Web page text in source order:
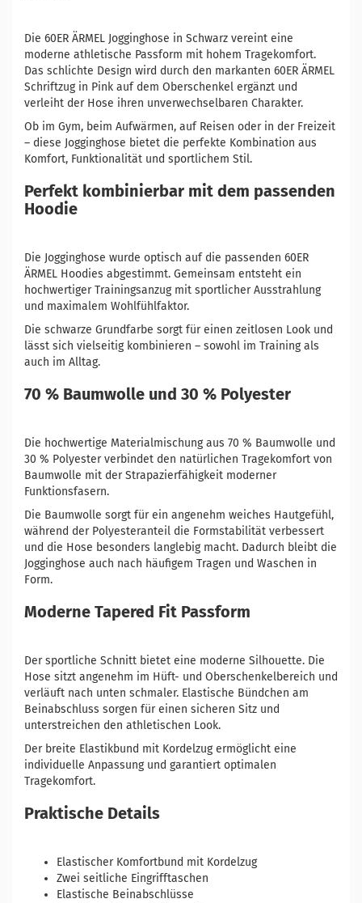
Die 60ER ÄRMEL Jogginghose in Schwarz vereint eine
moderne athletische Passform mit hohem Tragekomfort.
Das schlichte Design wird durch den markanten 60ER ÄRMEL
Schriftzug in Pink auf dem Oberschenkel ergänzt und
verleiht der Hose ihren unverwechselbaren Charakter.
Ob im Gym, beim Aufwärmen, auf Reisen oder in der Freizeit
– diese Jogginghose bietet die perfekte Kombination aus
Komfort, Funktionalität und sportlichem Stil.
Perfekt kombinierbar mit dem passenden
Hoodie
Die Jogginghose wurde optisch auf die passenden 60ER
ÄRMEL Hoodies abgestimmt. Gemeinsam entsteht ein
hochwertiger Trainingsanzug mit sportlicher Ausstrahlung
und maximalem Wohlfühlfaktor.
Die schwarze Grundfarbe sorgt für einen zeitlosen Look und
lässt sich vielseitig kombinieren – sowohl im Training als
auch im Alltag.
70 % Baumwolle und 30 % Polyester
Die hochwertige Materialmischung aus 70 % Baumwolle und
30 % Polyester verbindet den natürlichen Tragekomfort von
Baumwolle mit der Strapazierfähigkeit moderner
Funktionsfasern.
Die Baumwolle sorgt für ein angenehm weiches Hautgefühl,
während der Polyesteranteil die Formstabilität verbessert
und die Hose besonders langlebig macht. Dadurch bleibt die
Jogginghose auch nach häufigem Tragen und Waschen in
Form.
Moderne Tapered Fit Passform
Der sportliche Schnitt bietet eine moderne Silhouette. Die
Hose sitzt angenehm im Hüft- und Oberschenkelbereich und
verläuft nach unten schmaler. Elastische Bündchen am
Beinabschluss sorgen für einen sicheren Sitz und
unterstreichen den athletischen Look.
Der breite Elastikbund mit Kordelzug ermöglicht eine
individuelle Anpassung und garantiert optimalen
Tragekomfort.
Praktische Details
Elastischer Komfortbund mit Kordelzug
Zwei seitliche Eingrifftaschen
Elastische Beinabschlüsse